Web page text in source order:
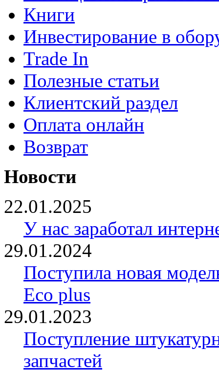
Книги
Инвестирование в
Trade In
Полезные статьи
Клиентский раздел
Оплата онлайн
Возврат
Новости
22.01.2025
У нас заработал
29.01.2024
Поступила новая
Eco plus
29.01.2023
Поступление
запчастей